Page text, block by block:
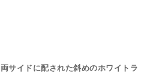
サイドに配された斜めのホワイトラ